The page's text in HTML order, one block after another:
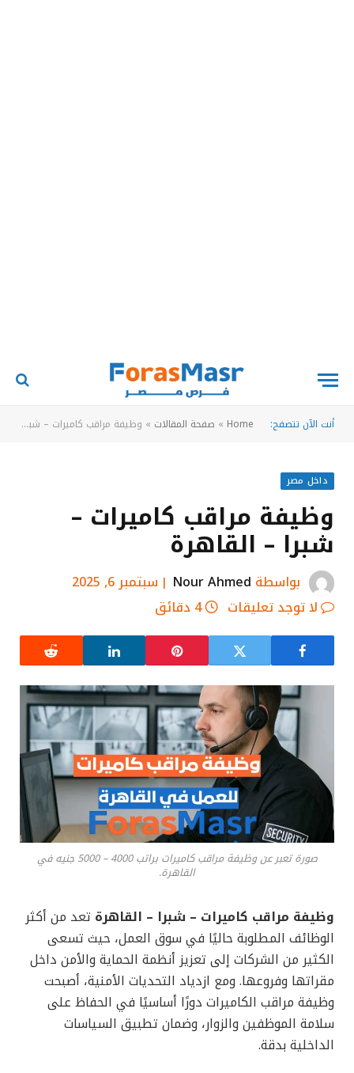
أنت الآن تتصفح: Home
» صفحة المقالات » وظيفة مراقب كاميرات – شبرا – القاهرة
داخل مصر
وظيفة مراقب كاميرات –
شبرا – القاهرة
بواسطة Nour Ahmed
سبتمبر 6, 2025
لا توجد تعليقات
4 دقائق
صورة تعبر عن وظيفة مراقب كاميرات براتب 4000 – 5000 جنيه في
القاهرة.
وظيفة مراقب كاميرات – شبرا – القاهرة تعد من أكثر
الوظائف المطلوبة حاليًا في سوق العمل، حيث تسعى
الكثير من الشركات إلى تعزيز أنظمة الحماية والأمن داخل
مقراتها وفروعها. ومع ازدياد التحديات الأمنية، أصبحت
وظيفة مراقب الكاميرات دورًا أساسيًا في الحفاظ على
سلامة الموظفين والزوار، وضمان تطبيق السياسات
الداخلية بدقة.